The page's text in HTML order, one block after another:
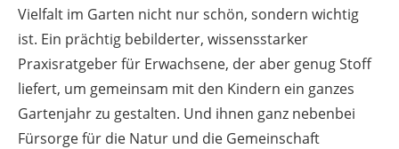
Vielfalt im Garten nicht nur schön, sondern wichtig
ist. Ein prächtig bebilderter, wissensstarker
Praxisratgeber für Erwachsene, der aber genug Stoff
liefert, um gemeinsam mit den Kindern ein ganzes
Gartenjahr zu gestalten. Und ihnen ganz nebenbei
Fürsorge für die Natur und die Gemeinschaft